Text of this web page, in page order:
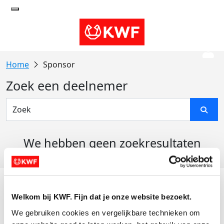
Welkom bij KWF. Fijn dat je onze website bezoekt.
We gebruiken cookies en vergelijkbare technieken om
Sponsor
Zoek een deelnemer
We hebben geen zoekresultaten
Actiematerialen
Evenementen